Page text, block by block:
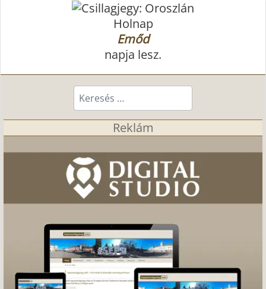
Holnap
Emőd
napja lesz.
Keresés...
Reklám